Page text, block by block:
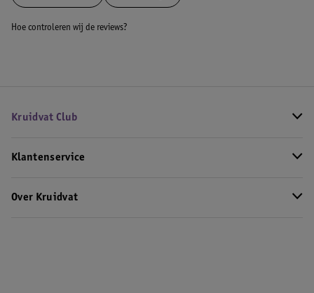
Hoe controleren wij de reviews?
Kruidvat Club
Klantenservice
Over Kruidvat